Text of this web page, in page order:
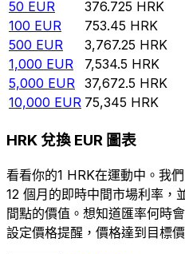
50 EUR 376.725 HRK
100 EUR 753.45 HRK
500 EUR 3,767.25 HRK
1,000 EUR 7,534.5 HRK
5,000 EUR 37,672.5 HRK
10,000 EUR 75,345 HRK
HRK 兌換 EUR 圖表
看看你的1 HRK在運動中。我
12 個月的即時中間市場利率，
間點的價值。想知道匯率何時
設定價格提醒，價格達到目標